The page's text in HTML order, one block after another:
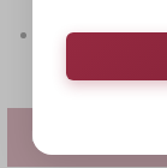
pobierz plik
PRODUKTY